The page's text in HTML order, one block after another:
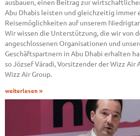
ausbauen, einen Beitrag zur
Abu Dhabis leisten und gleichzeitig immer
Reisemöglichkeiten auf unserem
Wir wissen die Unterstützung, die wir von
angeschlossenen Organisationen und
Geschäftspartnern in Abu Dhabi erhalten
so József Váradi, Vorsitzender der Wizz Air
Wizz Air Group.
weiterlesen »